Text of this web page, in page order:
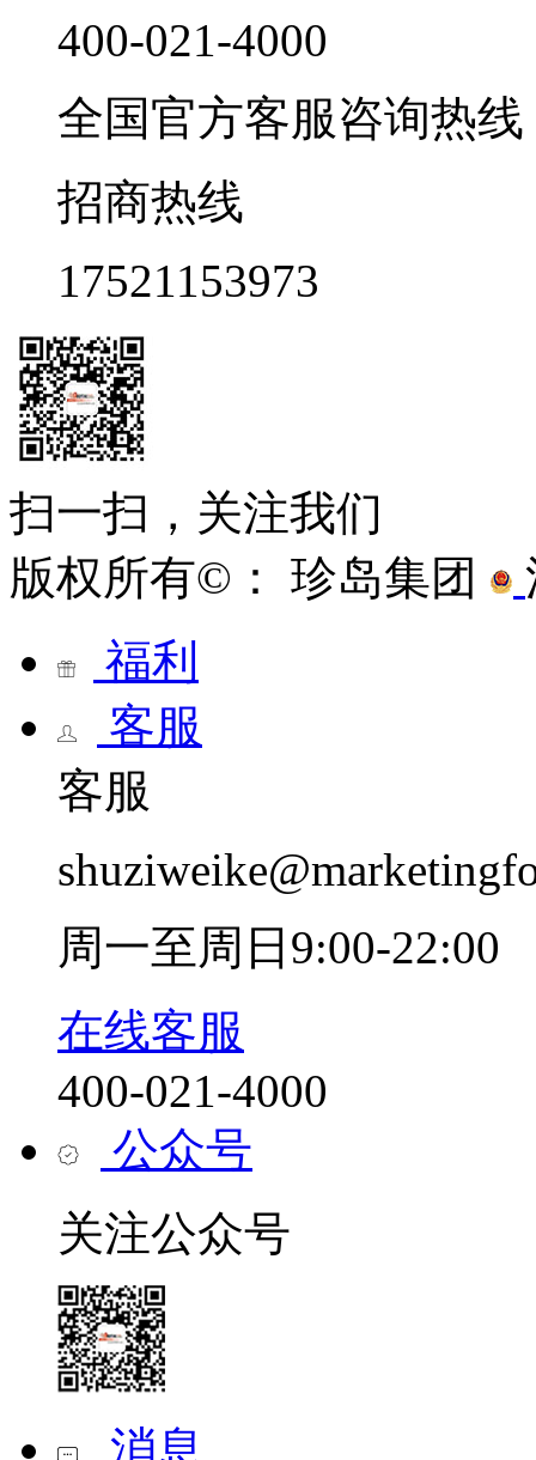
400-021-4000
全国官方客服咨询热线
招商热线
17521153973
扫一扫，关注我们
版权所有©： 珍岛集团
福利
客服
客服
周一至周日9:00-22:00
在线客服
400-021-4000
公众号
关注公众号
消息